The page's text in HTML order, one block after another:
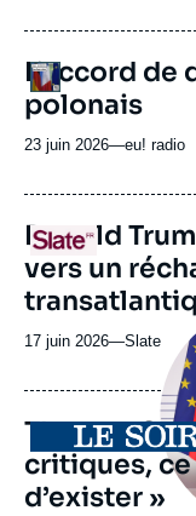
journal,
ou
émission
Logo
URL
de
Spotify
L’accord
polonais
23 juin 2026—Nom
journal,
ou
émission
eu! radio
Logo
URL
de
Spotify
Donald
vers un
17 juin 2026—Nom
journal,
revue
ou
émission
Slate
Thomas
critiques, ce
d’exister »